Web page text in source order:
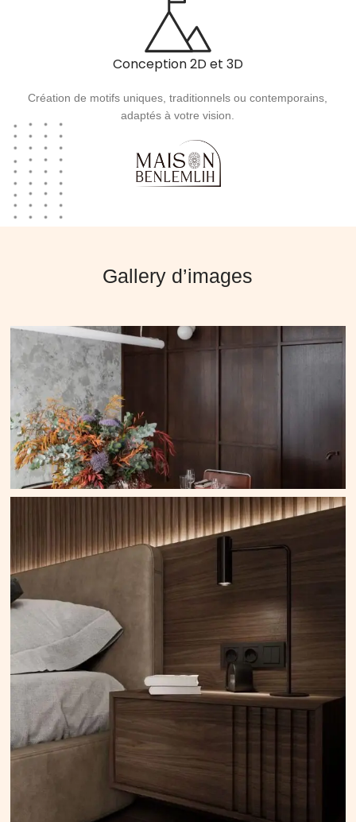
Conception 2D et 3D
Création de motifs uniques, traditionnels ou contemporains,
adaptés à votre vision.
Gallery d’images